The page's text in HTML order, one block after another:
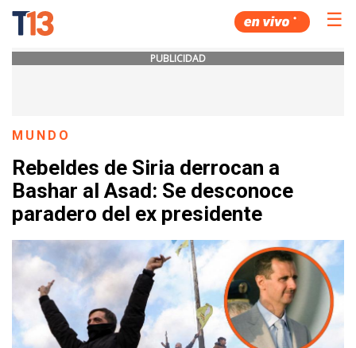
☰
PUBLICIDAD
MUNDO
Rebeldes de Siria derrocan a
Bashar al Asad: Se desconoce
paradero del ex presidente